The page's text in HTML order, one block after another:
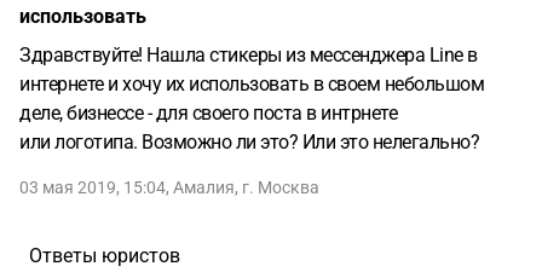
использовать
Здравствуйте! Нашла стикеры из мессенджера Line в
интернете и хочу их использовать в своем небольшом
деле, бизнессе - для своего поста в интрнете
или логотипа. Возможно ли это? Или это нелегально?
03 мая 2019, 15:04, Амалия, г. Москва
Ответы юристов